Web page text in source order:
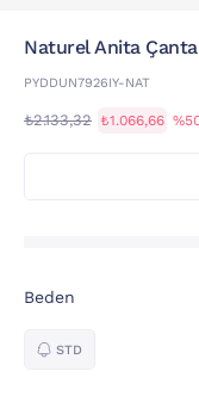
Naturel Anita Çanta
PYDDUN7926IY-NAT
₺2.133,32 ₺1.066,66
Beden
STD